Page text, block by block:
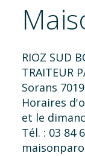
RIOZ SUD
TRAITEUR
Sorans
Horaires
et le
Tél. : 03 84